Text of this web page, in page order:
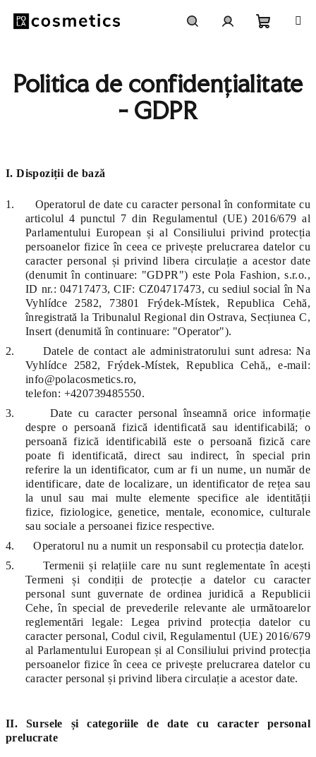
conținut
de
Politica de confidențialitate
- GDPR
I. Dispoziții de bază
1.
Operatorul de date cu caracter personal în conformitate cu
articolul 4 punctul 7 din Regulamentul (UE) 2016/679 al
Parlamentului European și al Consiliului privind protecția
persoanelor fizice în ceea ce privește prelucrarea datelor cu
caracter personal și privind libera circulație a acestor date
(denumit în continuare: "GDPR") este Pola Fashion, s.r.o.,
ID nr.: 04717473, CIF: CZ04717473, cu sediul social în Na
Vyhlídce 2582, 73801 Frýdek-Místek, Republica Cehă,
înregistrată la Tribunalul Regional din Ostrava, Secțiunea C,
Insert (denumită în continuare: "Operator").
2.
Datele de contact ale administratorului sunt adresa: Na
Vyhlídce 2582, Frýdek-Místek, Republica Cehă,, e-mail:
info@polacosmetics.ro,
telefon: +420739485550.
3.
Date cu caracter personal înseamnă orice informație
despre o persoană fizică identificată sau identificabilă; o
persoană fizică identificabilă este o persoană fizică care
poate fi identificată, direct sau indirect, în special prin
referire la un identificator, cum ar fi un nume, un număr de
identificare, date de localizare, un identificator de rețea sau
la unul sau mai multe elemente specifice ale identității
fizice, fiziologice, genetice, mentale, economice, culturale
sau sociale a persoanei fizice respective.
4.
Operatorul nu a numit un responsabil cu protecția datelor.
5.
Termenii și relațiile care nu sunt reglementate în acești
Termeni și condiții de protecție a datelor cu caracter
personal sunt guvernate de ordinea juridică a Republicii
Cehe, în special de prevederile relevante ale următoarelor
reglementări legale: Legea privind protecția datelor cu
caracter personal, Codul civil, Regulamentul (UE) 2016/679
al Parlamentului European și al Consiliului privind protecția
persoanelor fizice în ceea ce privește prelucrarea datelor cu
caracter personal și privind libera circulație a acestor date.
II. Sursele și categoriile de date cu caracter personal
prelucrate